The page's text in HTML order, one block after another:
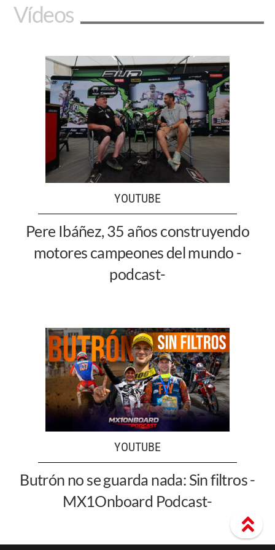
Vídeos
YOUTUBE
Pere Ibáñez, 35 años construyendo
motores campeones del mundo -
podcast-
YOUTUBE
Butrón no se guarda nada: Sin filtros -
MX1Onboard Podcast-